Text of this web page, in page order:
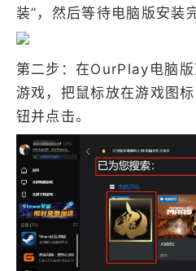
装”，然后等待电脑版安装
第二步：在OurPlay电脑版
游戏，把鼠标放在游戏图
钮并点击。